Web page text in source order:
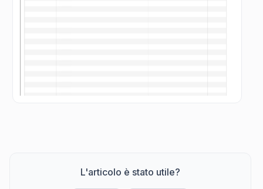
L'articolo è stato utile?